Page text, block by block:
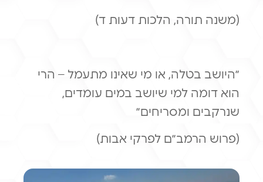
(משנה תורה, הלכות דעות ד)
״היושב בטלה, או מי שאינו מתעמל – הרי
הוא דומה למי שיושב במים עומדים,
שנרקבים ומסריחים״
(פרוש הרמב״ם לפרקי אבות)